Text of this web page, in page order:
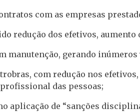
com as empresas
redução dos efetivos,
manutenção, gerando
com redução nos
das pessoas;
aplicação de “sanções